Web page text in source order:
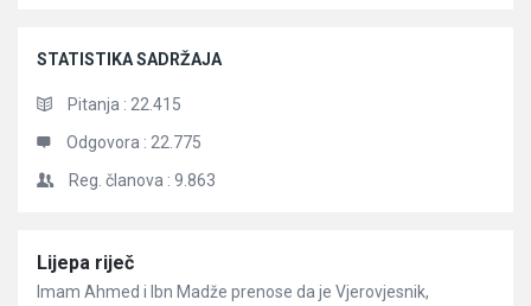
STATISTIKA SADRŽAJA
Pitanja : 22.415
Odgovora : 22.775
Reg. članova : 9.863
Članci
Lijepa riječ
Imam Ahmed i Ibn Madže prenose da je Vjerovjesnik,